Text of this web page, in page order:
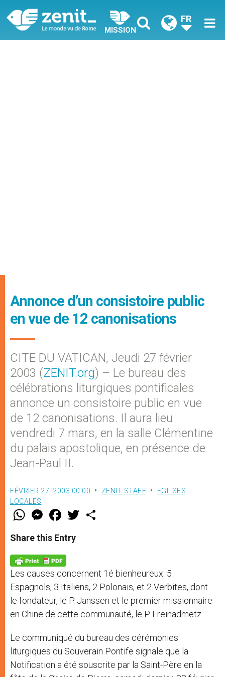
MISSION
FR
Annonce d’un consistoire public
en vue de 12 canonisations
CITE DU VATICAN, Jeudi 27 février
2003 (ZENIT.org) – Le bureau des
célébrations liturgiques pontificales
annonce un consistoire public en vue
de 12 canonisations. Il aura lieu
vendredi 7 mars, en la salle Clémentine
du palais apostolique, en présence de
Jean-Paul II.
FÉVRIER 27, 2003 00:00 ZENIT STAFF
EGLISES
LOCALES
W
t
s
p
p
M
e
s
e
g
e
r
F
a
e
b
o
k
w
Share this Entry
Les causes concernent 1é bienheureux: 5
Espagnols, 3 Italiens, 2 Polonais, et 2 Verbites, dont
le fondateur, le P. Janssen et le premier missionnaire
en Chine de cette communauté, le P. Freinadmetz.
Le communiqué du bureau des cérémonies
liturgiques du Souverain Pontife signale que la
Notification a été souscrite par la Saint-Père en la